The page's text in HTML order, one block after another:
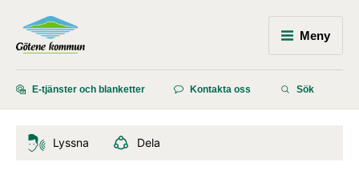
Meny
E-tjänster och blanketter Kontakta oss Sök
Lyssna Dela